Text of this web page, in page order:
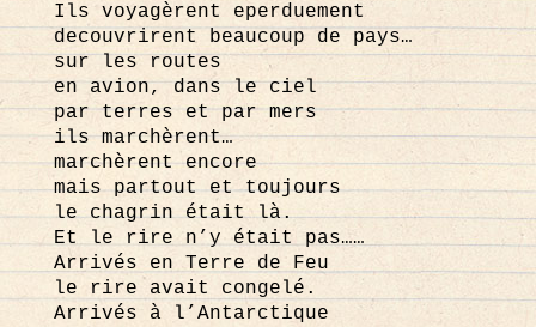
Ils voyagèrent eperduement
decouvrirent beaucoup de pays…
sur les routes
en avion, dans le ciel
par terres et par mers
ils marchèrent…
marchèrent encore
mais partout et toujours
le chagrin était là.
Et le rire n’y était pas……
Arrivés en Terre de Feu
le rire avait congelé.
Arrivés à l’Antarctique